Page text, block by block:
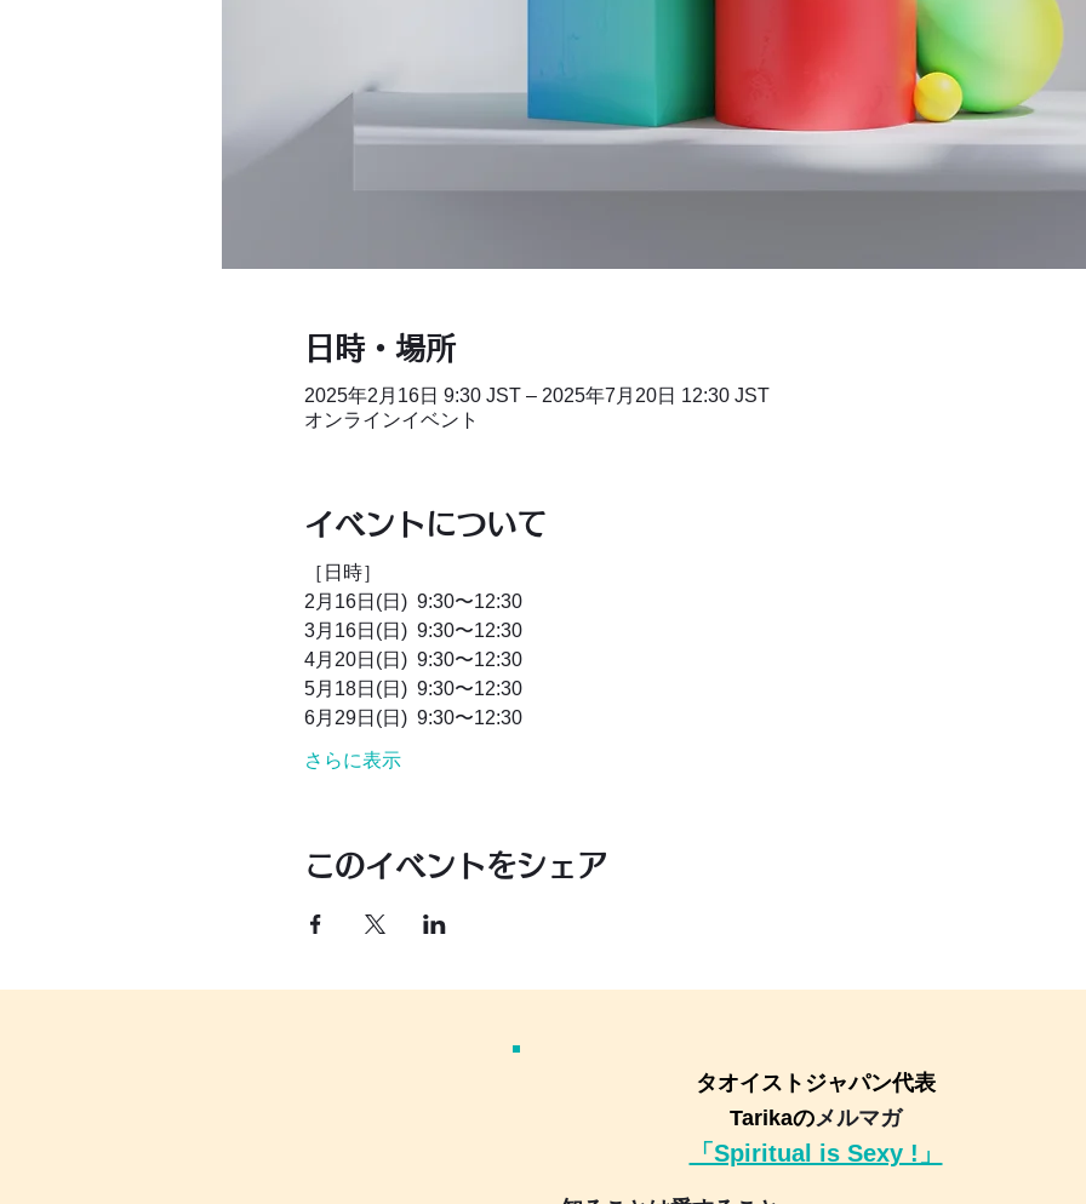
日時・場所
2025年2月16日 9:30 JST – 2025年7月20日 12:30 JST
オンラインイベント
イベントについて
［日時］
2月16日(日)  9:30〜12:30
3月16日(日)  9:30〜12:30
4月20日(日)  9:30〜12:30
5月18日(日)  9:30〜12:30
6月29日(日)  9:30〜12:30
さらに表示
このイベントをシェア
タオイストジャパン代表
Tarikaのメルマガ
「Spiritual is Sexy !」